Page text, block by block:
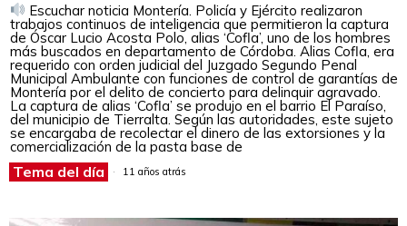
Escuchar noticia Montería. Policía y Ejército realizaron
trabajos continuos de inteligencia que permitieron la captura
de Óscar Lucio Acosta Polo, alias ‘Cofla’, uno de los hombres
más buscados en departamento de Córdoba. Alias Cofla, era
requerido con orden judicial del Juzgado Segundo Penal
Municipal Ambulante con funciones de control de garantías de
Montería por el delito de concierto para delinquir agravado.
La captura de alias ‘Cofla’ se produjo en el barrio El Paraíso,
del municipio de Tierralta. Según las autoridades, este sujeto
se encargaba de recolectar el dinero de las extorsiones y la
comercialización de la pasta base de
Tema del día 11 años atrás